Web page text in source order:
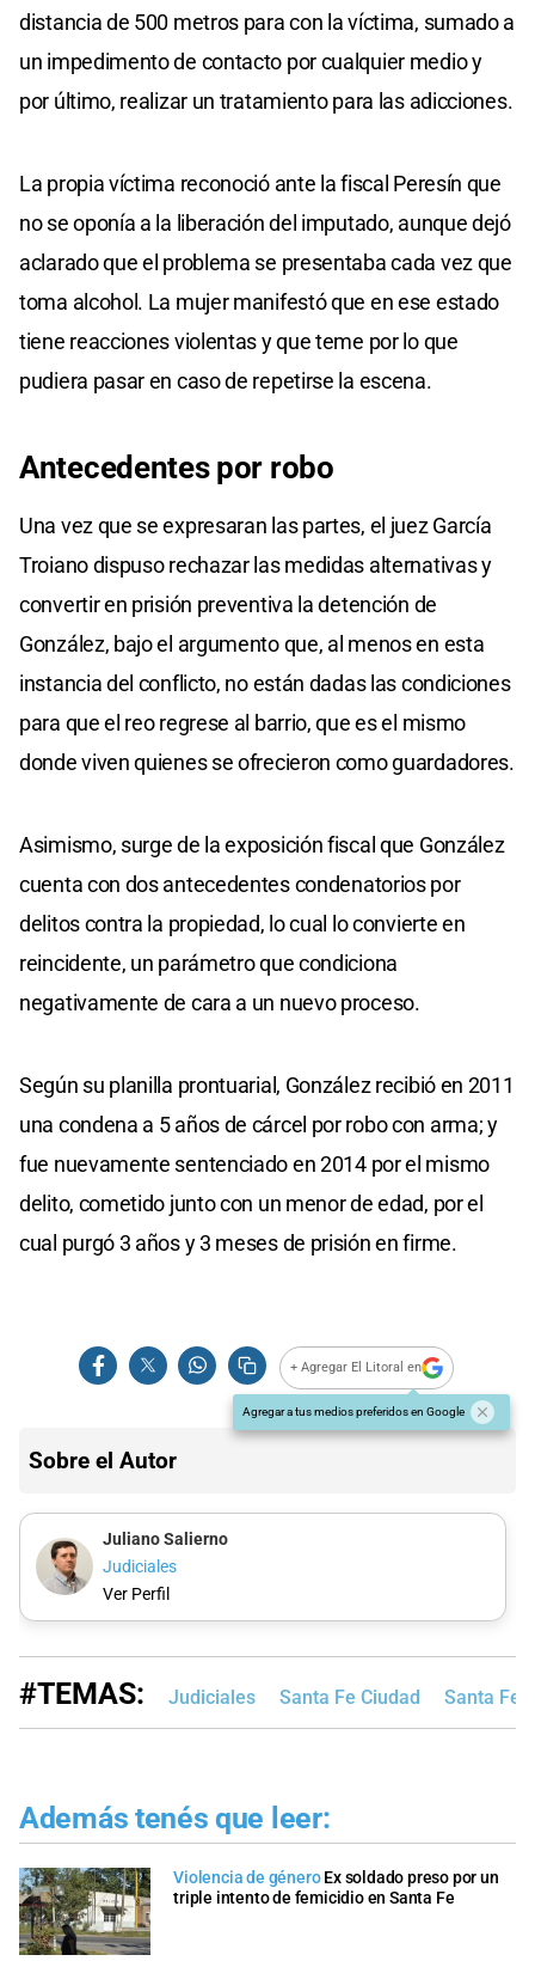
distancia de 500 metros para con la víctima, sumado a
un impedimento de contacto por cualquier medio y
por último, realizar un tratamiento para las adicciones.
La propia víctima reconoció ante la fiscal Peresín que
no se oponía a la liberación del imputado, aunque dejó
aclarado que el problema se presentaba cada vez que
toma alcohol. La mujer manifestó que en ese estado
tiene reacciones violentas y que teme por lo que
pudiera pasar en caso de repetirse la escena.
Antecedentes por robo
Una vez que se expresaran las partes, el juez García
Troiano dispuso rechazar las medidas alternativas y
convertir en prisión preventiva la detención de
González, bajo el argumento que, al menos en esta
instancia del conflicto, no están dadas las condiciones
para que el reo regrese al barrio, que es el mismo
donde viven quienes se ofrecieron como guardadores.
Asimismo, surge de la exposición fiscal que González
cuenta con dos antecedentes condenatorios por
delitos contra la propiedad, lo cual lo convierte en
reincidente, un parámetro que condiciona
negativamente de cara a un nuevo proceso.
Según su planilla prontuarial, González recibió en 2011
una condena a 5 años de cárcel por robo con arma; y
fue nuevamente sentenciado en 2014 por el mismo
delito, cometido junto con un menor de edad, por el
cual purgó 3 años y 3 meses de prisión en firme.
+ Agregar El Litoral en
Agregar a tus medios preferidos en Google
Sobre el Autor
Juliano Salierno
Judiciales
Ver Perfil
#TEMAS: Judiciales Santa Fe Ciudad Santa Fe
Además tenés que leer:
Violencia de género Ex soldado preso por un
triple intento de femicidio en Santa Fe